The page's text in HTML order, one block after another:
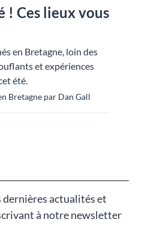
! Ces lieux vous
en Bretagne, loin des
et expériences
été.
Bretagne par Dan Gall
dernières actualités et
à notre newsletter